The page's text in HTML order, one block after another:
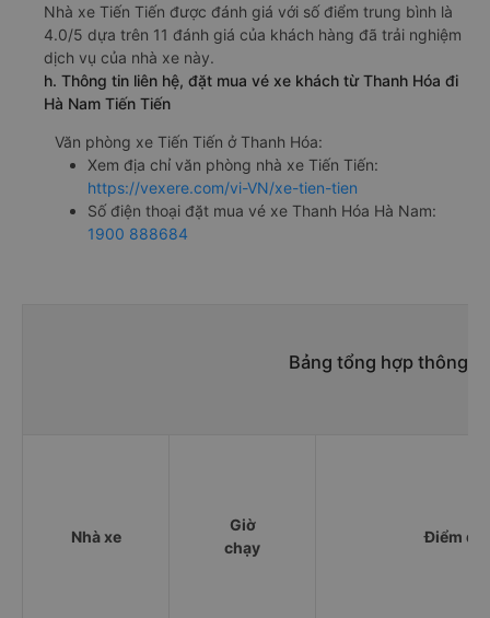
Nhà xe Tiến Tiến được đánh giá với số điểm trung bình là
4.0/5 dựa trên 11 đánh giá của khách hàng đã trải nghiệm
dịch vụ của nhà xe này.
h. Thông tin liên hệ, đặt mua vé xe khách từ Thanh Hóa đi
Hà Nam Tiến Tiến
Văn phòng xe Tiến Tiến ở Thanh Hóa:
Xem địa chỉ văn phòng nhà xe Tiến Tiến:
https://vexere.com/vi-VN/xe-tien-tien
Số điện thoại đặt mua vé xe Thanh Hóa Hà Nam:
1900 888684
Bảng tổng hợp thông
Nhà xe
Giờ
chạy
Điểm đi